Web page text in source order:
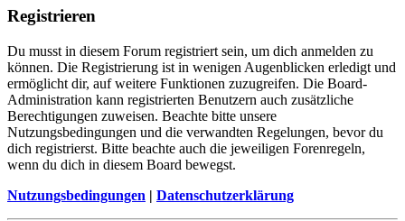
Registrieren
Du musst in diesem Forum registriert sein, um dich anmelden zu
können. Die Registrierung ist in wenigen Augenblicken erledigt und
ermöglicht dir, auf weitere Funktionen zuzugreifen. Die Board-
Administration kann registrierten Benutzern auch zusätzliche
Berechtigungen zuweisen. Beachte bitte unsere
Nutzungsbedingungen und die verwandten Regelungen, bevor du
dich registrierst. Bitte beachte auch die jeweiligen Forenregeln,
wenn du dich in diesem Board bewegst.
Nutzungsbedingungen | Datenschutzerklärung